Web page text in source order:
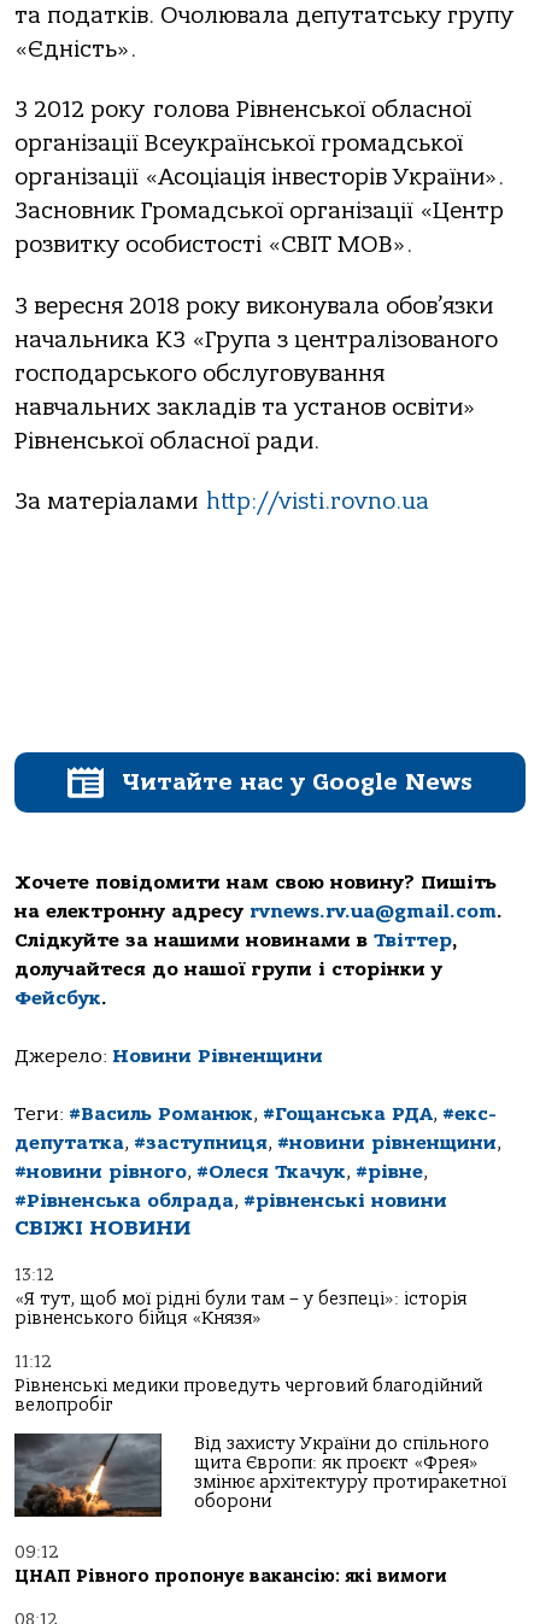
та податків. Очолювала депутатську групу
«Єдність».
З 2012 року голова Рівненської обласної
організації Всеукраїнської громадської
організації «Асоціація інвесторів України».
Засновник Громадської організації «Центр
розвитку особистості «СВІТ МОВ».
З вересня 2018 року виконувала обов’язки
начальника КЗ «Група з централізованого
господарського обслуговування
навчальних закладів та установ освіти»
Рівненської обласної ради.
За матеріалами http://visti.rovno.ua
Читайте нас у Google News
Хочете повідомити нам свою новину? Пишіть
на електронну адресу rvnews.rv.ua@gmail.com.
Слідкуйте за нашими новинами в Твіттер,
долучайтеся до нашої групи і сторінки у
Фейсбук.
Джерело: Новини Рівненщини
Теги: #Василь Романюк, #Гощанська РДА, #екс-
депутатка, #заступниця, #новини рівненщини,
#новини рівного, #Олеся Ткачук, #рівне,
#Рівненська облрада, #рівненські новини
СВІЖІ НОВИНИ
13:12
«Я тут, щоб мої рідні були там – у безпеці»: історія
рівненського бійця «Князя»
11:12
Рівненські медики проведуть черговий благодійний
велопробіг
Від захисту України до спільного
щита Європи: як проєкт «Фрея»
змінює архітектуру протиракетної
оборони
09:12
ЦНАП Рівного пропонує вакансію: які вимоги
08:12